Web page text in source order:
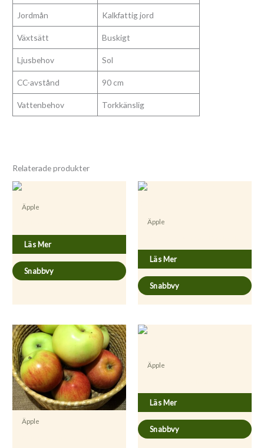
Jordmån Kalkfattig jord
Växtsätt Buskigt
Ljusbehov Sol
CC-avstånd 90 cm
Vattenbehov Torkkänslig
Relaterade produkter
Äpple
Läs Mer
Snabbvy
Äpple
Läs Mer
Snabbvy
Äpple
Äpple
Läs Mer
Snabbvy